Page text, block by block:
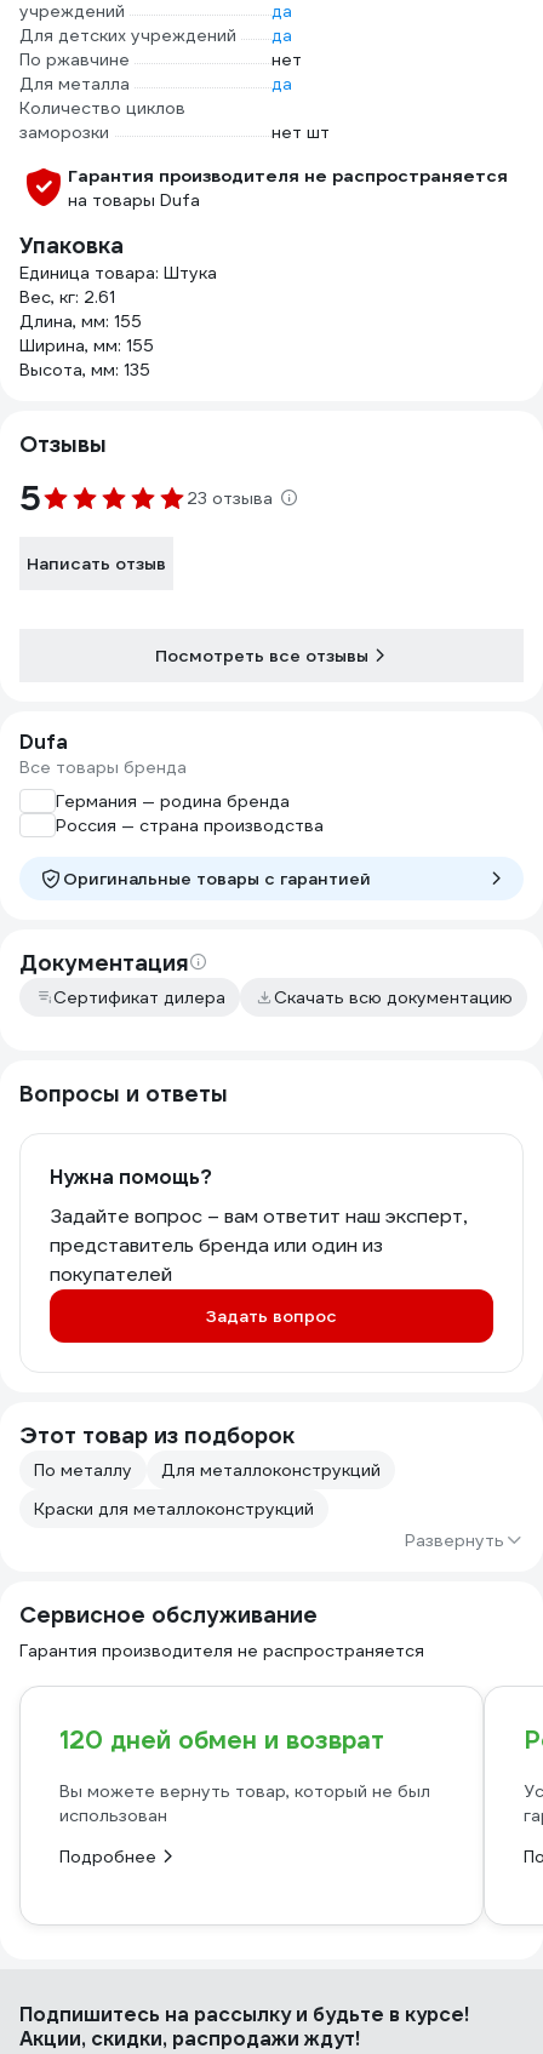
учреждений
да
Для детских учреждений
да
По ржавчине
нет
Для металла
да
Количество циклов
заморозки
нет шт
Гарантия производителя не распространяется
на товары Dufa
Упаковка
Единица товара: Штука
Вес, кг: 2.61
Длина, мм: 155
Ширина, мм: 155
Высота, мм: 135
Отзывы
5 23 отзыва
Написать отзыв
Посмотреть все отзывы
Dufa
Все товары бренда
Германия — родина бренда
Россия — страна производства
Оригинальные товары c гарантией
Документация
Сертификат дилера Скачать всю документацию
Вопросы и ответы
Нужна помощь?
Задайте вопрос – вам ответит наш эксперт,
представитель бренда или один из
покупателей
Задать вопрос
Этот товар из подборок
По металлу
Для металлоконструкций
Краски для металлоконструкций
Развернуть
Сервисное обслуживание
Гарантия производителя не распространяется
120 дней обмен и возврат
Вы можете вернуть товар, который не был
использован
Подробнее
Подпишитесь на рассылкуи будьте в курсе!
Акции, скидки, распродажи ждут!